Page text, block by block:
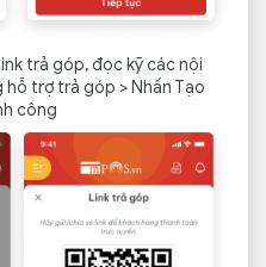
trả góp, đọc kỹ các nội
trợ trả góp > Nhấn Tạo
công